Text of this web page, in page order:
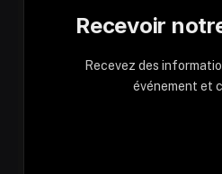
Recevoir
Recevez des
événement et